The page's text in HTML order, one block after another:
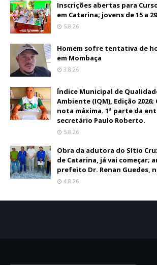
Inscrições abertas para
em Catarina; jovens de 15 a
5.8.26
Homem sofre tentativa de
em Mombaça
3.8.26
Índice Municipal de
Ambiente (IQM), Edição
nota máxima. 1ª parte da
secretário Paulo Roberto.
5.8.26
Obra da adutora do Sítio
de Catarina, já vai começar;
prefeito Dr. Renan Guedes,
4.8.26